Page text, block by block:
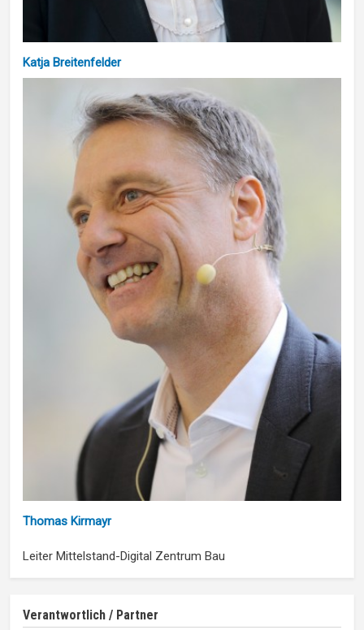
Katja Breitenfelder
Thomas Kirmayr
Leiter Mittelstand-Digital Zentrum Bau
Verantwortlich / Partner